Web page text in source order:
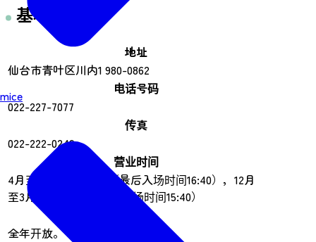
mice
基本信息
地址
仙台市青叶区川内1 980-0862
电话号码
022-227-7077
传真
022-222-0249
营业时间
4月至11月 9:00-17:00（最后入场时间16:40），12月
至3月 9:00-16:00（最后入场时间15:40）
休息日
全年开放。